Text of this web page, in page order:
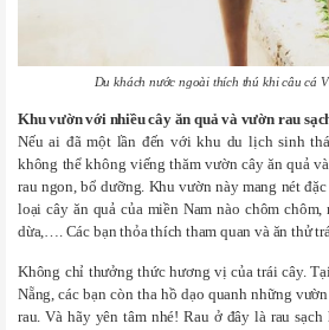
Du khách nước ngoài thích thú khi câu cá
Khu vườn với nhiều cây ăn quả và vườn rau
Nếu ai đã một lần đến với khu du lịch sinh
không thể không viếng thăm vườn cây ăn quả
rau ngon, bổ dưỡng. Khu vườn này mang nét
loại cây ăn quả của miền Nam nào chôm
dừa,…. Các bạn thỏa thích tham quan và ăn thử
Không chỉ thưởng thức hương vị của trái cây.
Nẵng, các bạn còn tha hồ dạo quanh những
rau. Và hãy yên tâm nhé! Rau ở đây là rau